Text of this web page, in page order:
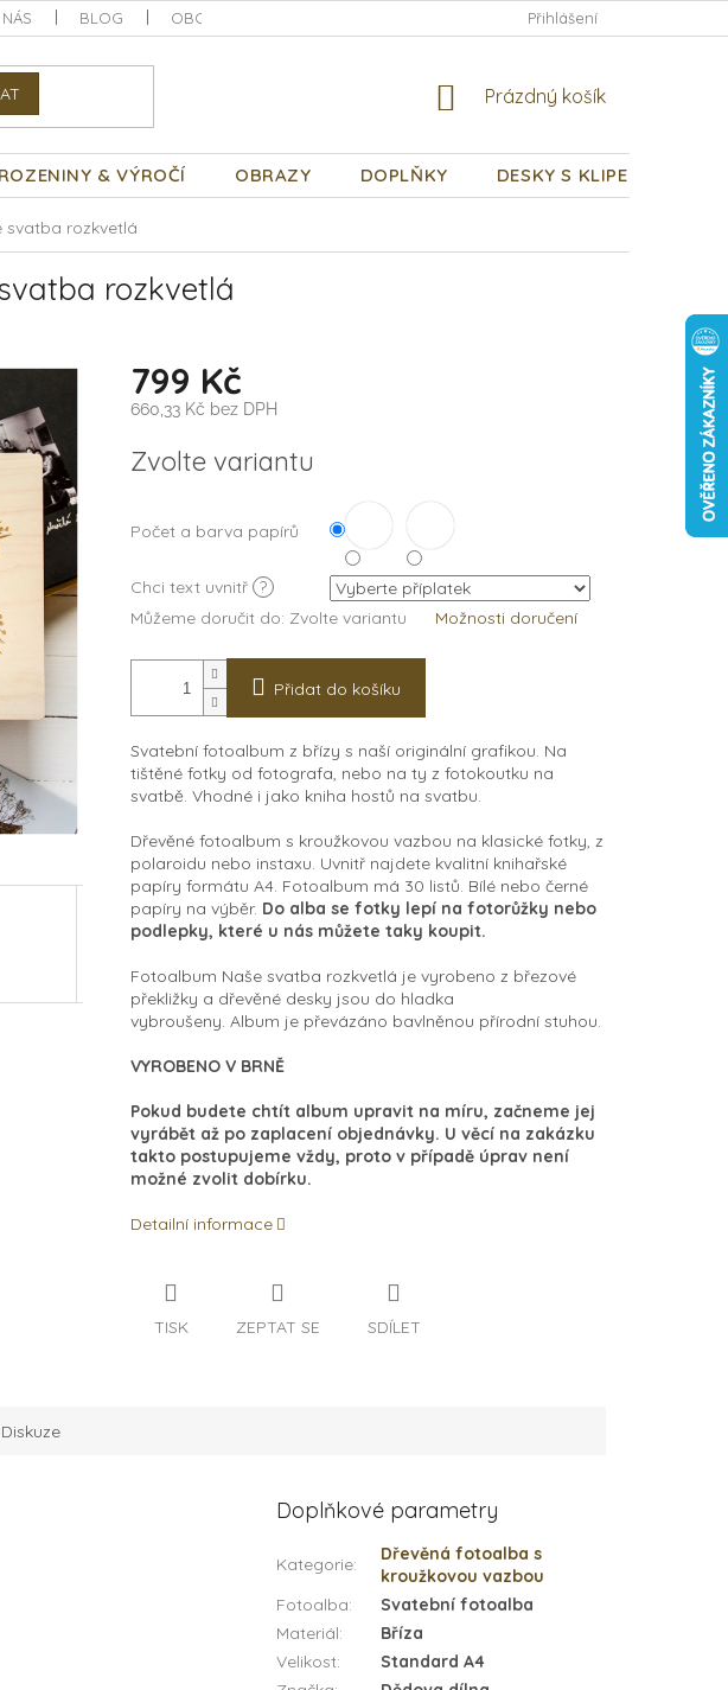
BLOG OBCHODNÍ PODMÍNKY PODMÍNKY OCHRANY OSOBNÍCH ÚDAJŮ
Přihlášení
NÁKUPNÍ
Prázdný košík
& VÝROČÍ OBRAZY DOPLŇKY DESKY S KLIPEM
svatba rozkvetlá
rozkvetlá
799 Kč
660,33 Kč bez DPH
cena:
Zvolte variantu
Počet a barva papírů
Chci text uvnitř ?
Můžeme doručit do: Zvolte variantu Možnosti doručení
Přidat do košíku
Svatební fotoalbum z břízy s naší originální grafikou. Na
tištěné fotky od fotografa, nebo na ty z fotokoutku na
svatbě. Vhodné i jako kniha hostů na svatbu.
Dřevěné fotoalbum s kroužkovou vazbou na klasické fotky, z
polaroidu nebo instaxu. Uvnitř najdete kvalitní knihařské
papíry formátu A4. Fotoalbum má 30 listů. Bílé nebo černé
papíry na výběr. Do alba se fotky lepí na fotorůžky nebo
podlepky, které u nás můžete taky koupit.
Fotoalbum Naše svatba rozkvetlá je vyrobeno z březové
překližky a dřevěné desky jsou do hladka
vybroušeny. Album je převázáno bavlněnou přírodní stuhou.
VYROBENO V BRNĚ
Pokud budete chtít album upravit na míru, začneme jej
vyrábět až po zaplacení objednávky. U věcí na zakázku
takto postupujeme vždy, proto v případě úprav není
možné zvolit dobírku.
Detailní informace
TISK ZEPTAT SE SDÍLET
Diskuze
Doplňkové parametry
Kategorie:
Dřevěná fotoalba s
kroužkovou vazbou
Fotoalba:
Svatební fotoalba
Materiál:
Bříza
Velikost:
Standard A4